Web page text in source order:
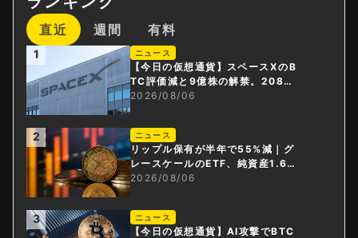
直近 週間 有料
1 ニュース
【今日の仮想通貨】スペースXのB
TC評価減と9億株の解禁。208億
円相当のBTCが盗難
2026/08/06
2 ニュース
リップル保有が半年で55%減｜グ
レースケールのETF、純資産1.6億
ドル減
2026/08/06
3 ニュース
【今日の仮想通貨】AI攻撃でBTC